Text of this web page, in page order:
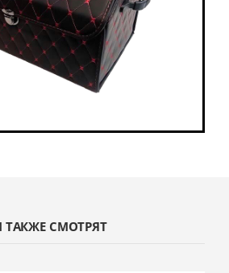
СМОТРЯТ